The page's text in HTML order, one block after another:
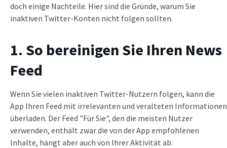
doch einige Nachteile. Hier sind die Gründe, warum Sie
inaktiven Twitter-Konten nicht folgen sollten.
1. So bereinigen Sie Ihren News
Feed
Wenn Sie vielen inaktiven Twitter-Nutzern folgen, kann die
App Ihren Feed mit irrelevanten und veralteten Informationen
überladen. Der Feed "Für Sie", den die meisten Nutzer
verwenden, enthält zwar die von der App empfohlenen
Inhalte, hängt aber auch von Ihrer Aktivität ab.